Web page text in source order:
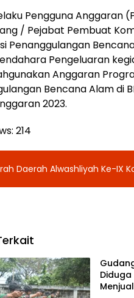
Pengguna Anggaran
/ Pejabat Pembuat
Penanggulangan
Pengeluaran
Anggaran
Bencana Alam di
2023.
214
Daerah Alwashliyah Ke-IX